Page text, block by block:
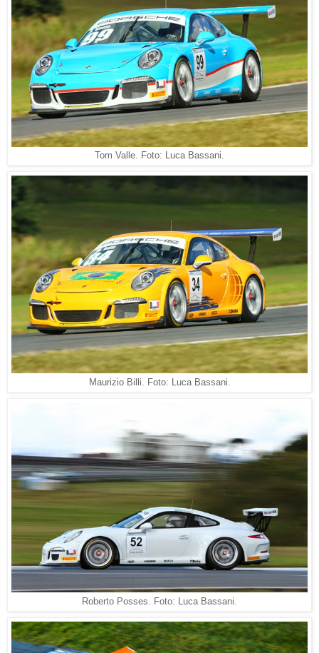
Tom Valle. Foto: Luca Bassani.
Maurizio Billi. Foto: Luca Bassani.
Roberto Posses. Foto: Luca Bassani.